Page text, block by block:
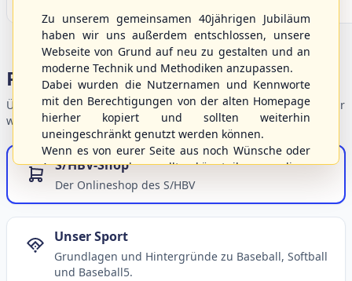
Portalbereiche
Übersicht der Verbandsbereiche – wählen Sie einen Einstieg für
weiterführende Informationen.
S/HBV-Shop
Der Onlineshop des S/HBV
Unser Sport
Grundlagen und Hintergründe zu Baseball, Softball
und Baseball5.
Zu unserem gemeinsamen 40jährigen Jubiläum
haben wir uns außerdem entschlossen, unsere
Webseite von Grund auf neu zu gestalten und an
moderne Technik und Methodiken anzupassen.
Dabei wurden die Nutzernamen und Kennworte
mit den Berechtigungen von der alten Homepage
hierher kopiert und sollten weiterhin
uneingeschränkt genutzt werden können.
Wenn es von eurer Seite aus noch Wünsche oder
Anregungen geben sollte, könnt ihr uns diese
gerne an die Verbandsadresse
schicken.